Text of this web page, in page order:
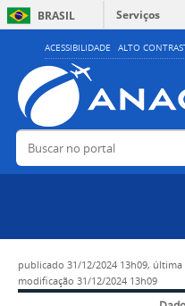
ACESSIBILIDADE ALTO
BRASIL
Serviços
Buscar no portal
publicado 31/12/2024 13h09, última
modificação 31/12/2024 13h09